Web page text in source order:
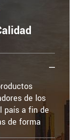
de los
país a fin de
de forma